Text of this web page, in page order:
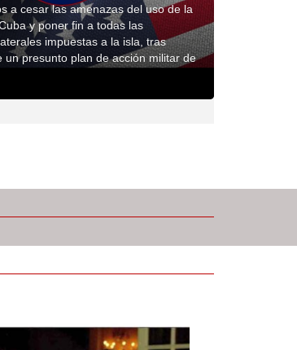
a cesar las amenazas del uso de la
y poner fin a todas las
impuestas a la isla, tras
un presunto plan de acción militar de